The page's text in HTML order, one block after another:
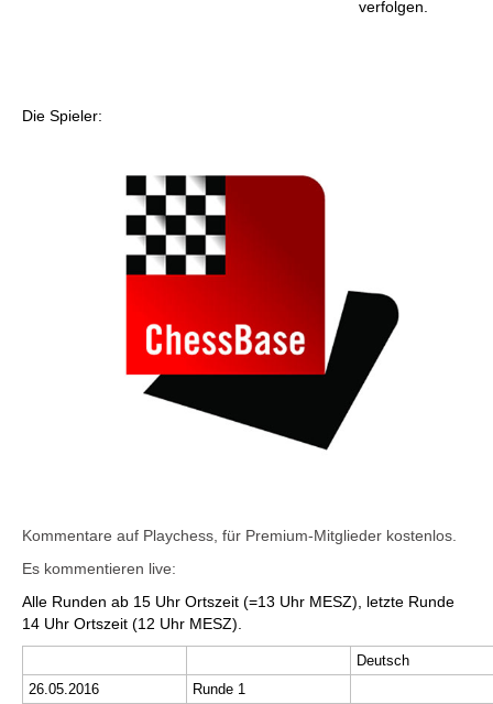
verfolgen.
Die Spieler:
Kommentare auf Playchess, für Premium-Mitglieder kostenlos.
Es kommentieren live:
Alle Runden ab 15 Uhr Ortszeit (=13 Uhr MESZ), letzte Runde
14 Uhr Ortszeit (12 Uhr MESZ).
Deutsch
26.05.2016
Runde 1